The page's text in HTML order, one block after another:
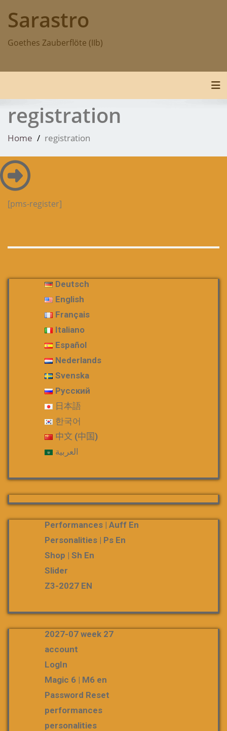
content
Sarastro
Goethes Zauberflöte (IIb)
registration
Home registration
[pms-register]
Deutsch
English
Français
Italiano
Español
Nederlands
Svenska
Русский
日本語
한국어
中文 (中国)
العربية
Performances | Auff En
Personalities | Ps En
Shop | Sh En
Slider
Z3-2027 EN
2027-07 week 27
account
LogIn
Magic 6 | M6 en
Password Reset
performances
personalities